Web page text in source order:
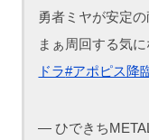
勇者ミヤが安定の
まぁ周回する気
ドラ#アポピス降
— ひできち